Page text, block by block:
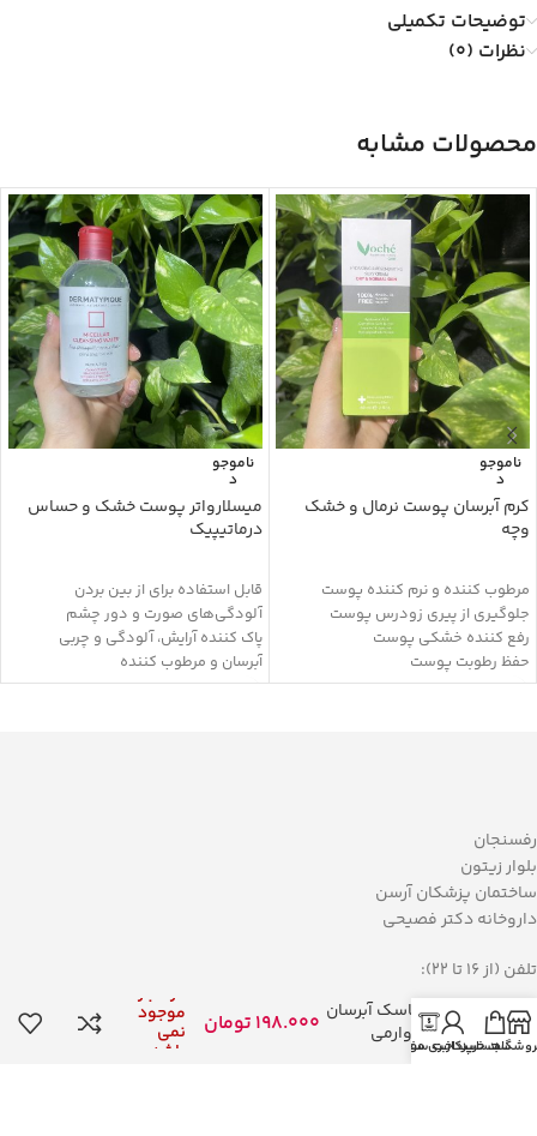
توضیحات تکمیلی
نظرات (0)
محصولات مشابه
ناموجو
د
کرم آبرسان پوست نرمال و خشک
وچه
مرطوب کننده و نرم کننده پوست
جلوگیری از پیری زودرس پوست
رفع کننده خشکی پوست
حفظ رطوبت پوست
ضد التهاب
حاوی کره دانه گل کاملیا و روغن
ماکادمیا
فاقد:پارابن و سیلیکون
ناموجو
د
میسلارواتر پوست خشک و حساس
درماتیپیک
قابل استفاده برای از بین بردن
آلودگی‌های صورت و دور چشم
پاک کننده آرایش، آلودگی و چربی
آبرسان و مرطوب کننده
دارای مواد تغذیه کننده
رفسنجان
بلوار زیتون
ساختمان پزشکان آرسن
داروخانه دکتر فصیحی
تلفن (از 16 تا 22):
034-34242450
سبد خرید
حساب کاربری من
پرداخت سفارش
کیک ماسک آبرسان
صورت وارمی
198.000 تومان
در انبار
موجود
نمی
باشد